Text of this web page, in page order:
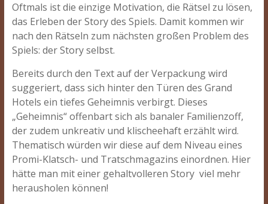
Oftmals ist die einzige Motivation, die Rätsel zu lösen,
das Erleben der Story des Spiels. Damit kommen wir
nach den Rätseln zum nächsten großen Problem des
Spiels: der Story selbst.
Bereits durch den Text auf der Verpackung wird
suggeriert, dass sich hinter den Türen des Grand
Hotels ein tiefes Geheimnis verbirgt. Dieses
„Geheimnis“ offenbart sich als banaler Familienzoff,
der zudem unkreativ und klischeehaft erzählt wird.
Thematisch würden wir diese auf dem Niveau eines
Promi-Klatsch- und Tratschmagazins einordnen. Hier
hätte man mit einer gehaltvolleren Story viel mehr
herausholen können!